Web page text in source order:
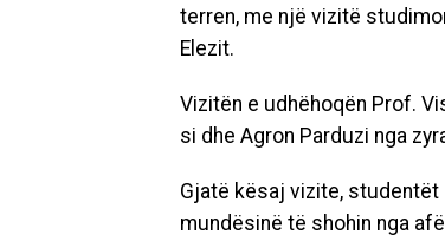
terren, me një vizitë
Elezit.
Vizitën e udhëhoqën Prof.
si dhe Agron Parduzi nga
Gjatë kësaj vizite, studentët
mundësinë të shohin nga